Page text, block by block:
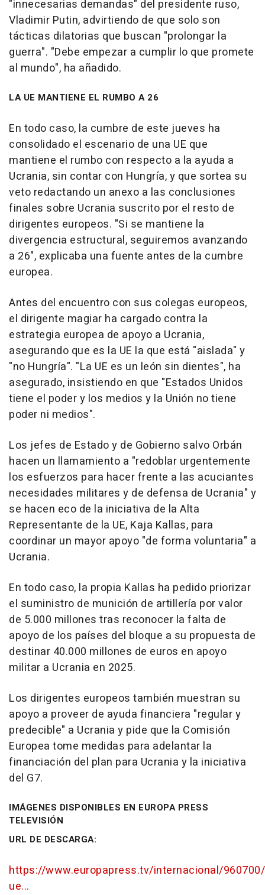
"innecesarias demandas" del presidente ruso,
Vladimir Putin, advirtiendo de que solo son
tácticas dilatorias que buscan "prolongar la
guerra". "Debe empezar a cumplir lo que promete
al mundo", ha añadido.
LA UE MANTIENE EL RUMBO A 26
En todo caso, la cumbre de este jueves ha
consolidado el escenario de una UE que
mantiene el rumbo con respecto a la ayuda a
Ucrania, sin contar con Hungría, y que sortea su
veto redactando un anexo a las conclusiones
finales sobre Ucrania suscrito por el resto de
dirigentes europeos. "Si se mantiene la
divergencia estructural, seguiremos avanzando
a 26", explicaba una fuente antes de la cumbre
europea.
Antes del encuentro con sus colegas europeos,
el dirigente magiar ha cargado contra la
estrategia europea de apoyo a Ucrania,
asegurando que es la UE la que está "aislada" y
"no Hungría". "La UE es un león sin dientes", ha
asegurado, insistiendo en que "Estados Unidos
tiene el poder y los medios y la Unión no tiene
poder ni medios".
Los jefes de Estado y de Gobierno salvo Orbán
hacen un llamamiento a "redoblar urgentemente
los esfuerzos para hacer frente a las acuciantes
necesidades militares y de defensa de Ucrania" y
se hacen eco de la iniciativa de la Alta
Representante de la UE, Kaja Kallas, para
coordinar un mayor apoyo "de forma voluntaria" a
Ucrania.
En todo caso, la propia Kallas ha pedido priorizar
el suministro de munición de artillería por valor
de 5.000 millones tras reconocer la falta de
apoyo de los países del bloque a su propuesta de
destinar 40.000 millones de euros en apoyo
militar a Ucrania en 2025.
Los dirigentes europeos también muestran su
apoyo a proveer de ayuda financiera "regular y
predecible" a Ucrania y pide que la Comisión
Europea tome medidas para adelantar la
financiación del plan para Ucrania y la iniciativa
del G7.
IMÁGENES DISPONIBLES EN EUROPA PRESS
TELEVISIÓN
URL DE DESCARGA:
https://www.europapress.tv/internacional/
ue...